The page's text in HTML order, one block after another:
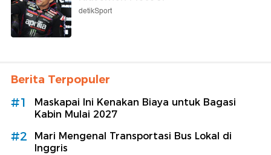
detikSport
Berita Terpopuler
#1
Maskapai Ini Kenakan Biaya untuk Bagasi
Kabin Mulai 2027
#2
Mari Mengenal Transportasi Bus Lokal di
Inggris